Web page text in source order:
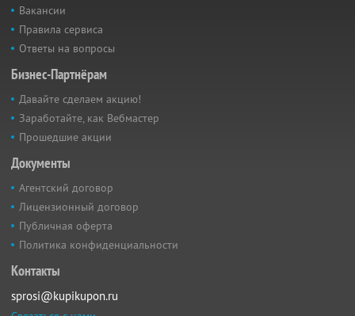
Вакансии
Правила сервиса
Ответы на вопросы
Бизнес-Партнёрам
Давайте сделаем акцию!
Заработайте, как Вебмастер
Прошедшие акции
Документы
Агентский договор
Лицензионный договор
Публичная оферта
Политика конфиденциальности
Контакты
sprosi@kupikupon.ru